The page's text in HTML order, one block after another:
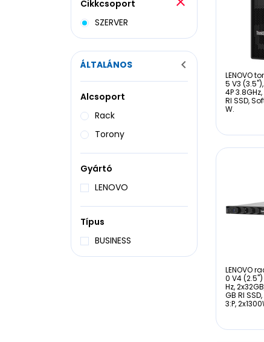
LENOVO
5 V3 (3.5"),
4P
RI SSD,
W.
LENOVO
0 V4 (2.5")
Hz,
GB RI
3:P,
Cikkcsoport
SZERVER
ÁLTALÁNOS
Alcsoport
Rack
Torony
Gyártó
LENOVO
Típus
BUSINESS